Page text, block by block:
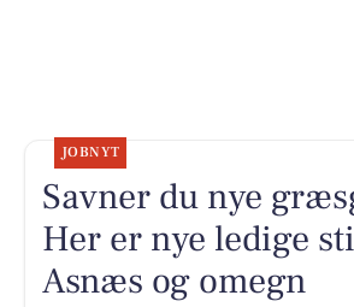
JOBNYT
Savner du nye
Her er nye ledige
Asnæs og omegn